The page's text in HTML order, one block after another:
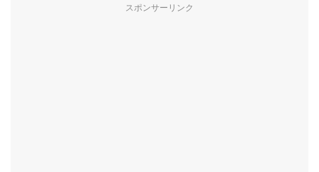
スポンサーリンク